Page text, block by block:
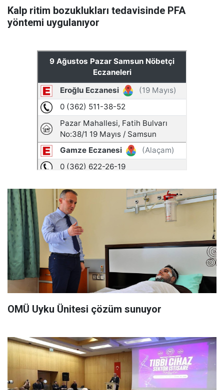
Kalp ritim bozuklukları tedavisinde PFA
yöntemi uygulanıyor
OMÜ Uyku Ünitesi çözüm sunuyor